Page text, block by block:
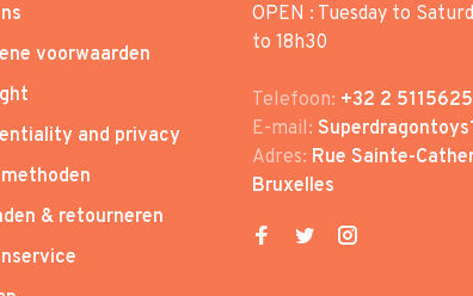
voorwaarden
and privacy
& retourneren
OPEN : Tuesday to
to 18h30
Telefoon: +32 2 5115625
E-mail:
Adres: Rue Sainte-
Bruxelles